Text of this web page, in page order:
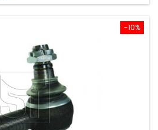
−10%